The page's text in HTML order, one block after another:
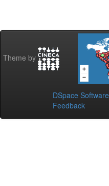
Theme by
DSpace Software
Feedback